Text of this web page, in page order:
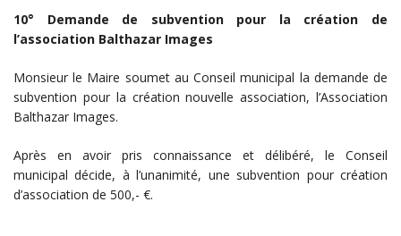
10° Demande de subvention pour la création de
l’association Balthazar Images
Monsieur le Maire soumet au Conseil municipal la demande de
subvention pour la création nouvelle association, l’Association
Balthazar Images.
Après en avoir pris connaissance et délibéré, le Conseil
municipal décide, à l’unanimité, une subvention pour création
d’association de 500,- €.